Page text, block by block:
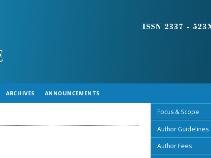
Focus & Scope
Author Guidelines
Author Fees
ARCHIVES ANNOUNCEMENTS